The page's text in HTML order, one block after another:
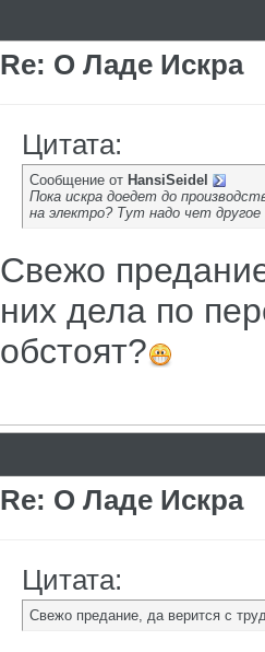
Re: О Ладе Искра
Цитата:
Сообщение от HansiSeidel
Пока искра доедет до
на электро? Тут надо чет
Свежо
них дела по
обстоят?
Re: О Ладе Искра
Цитата:
Свежо предание, да верится с